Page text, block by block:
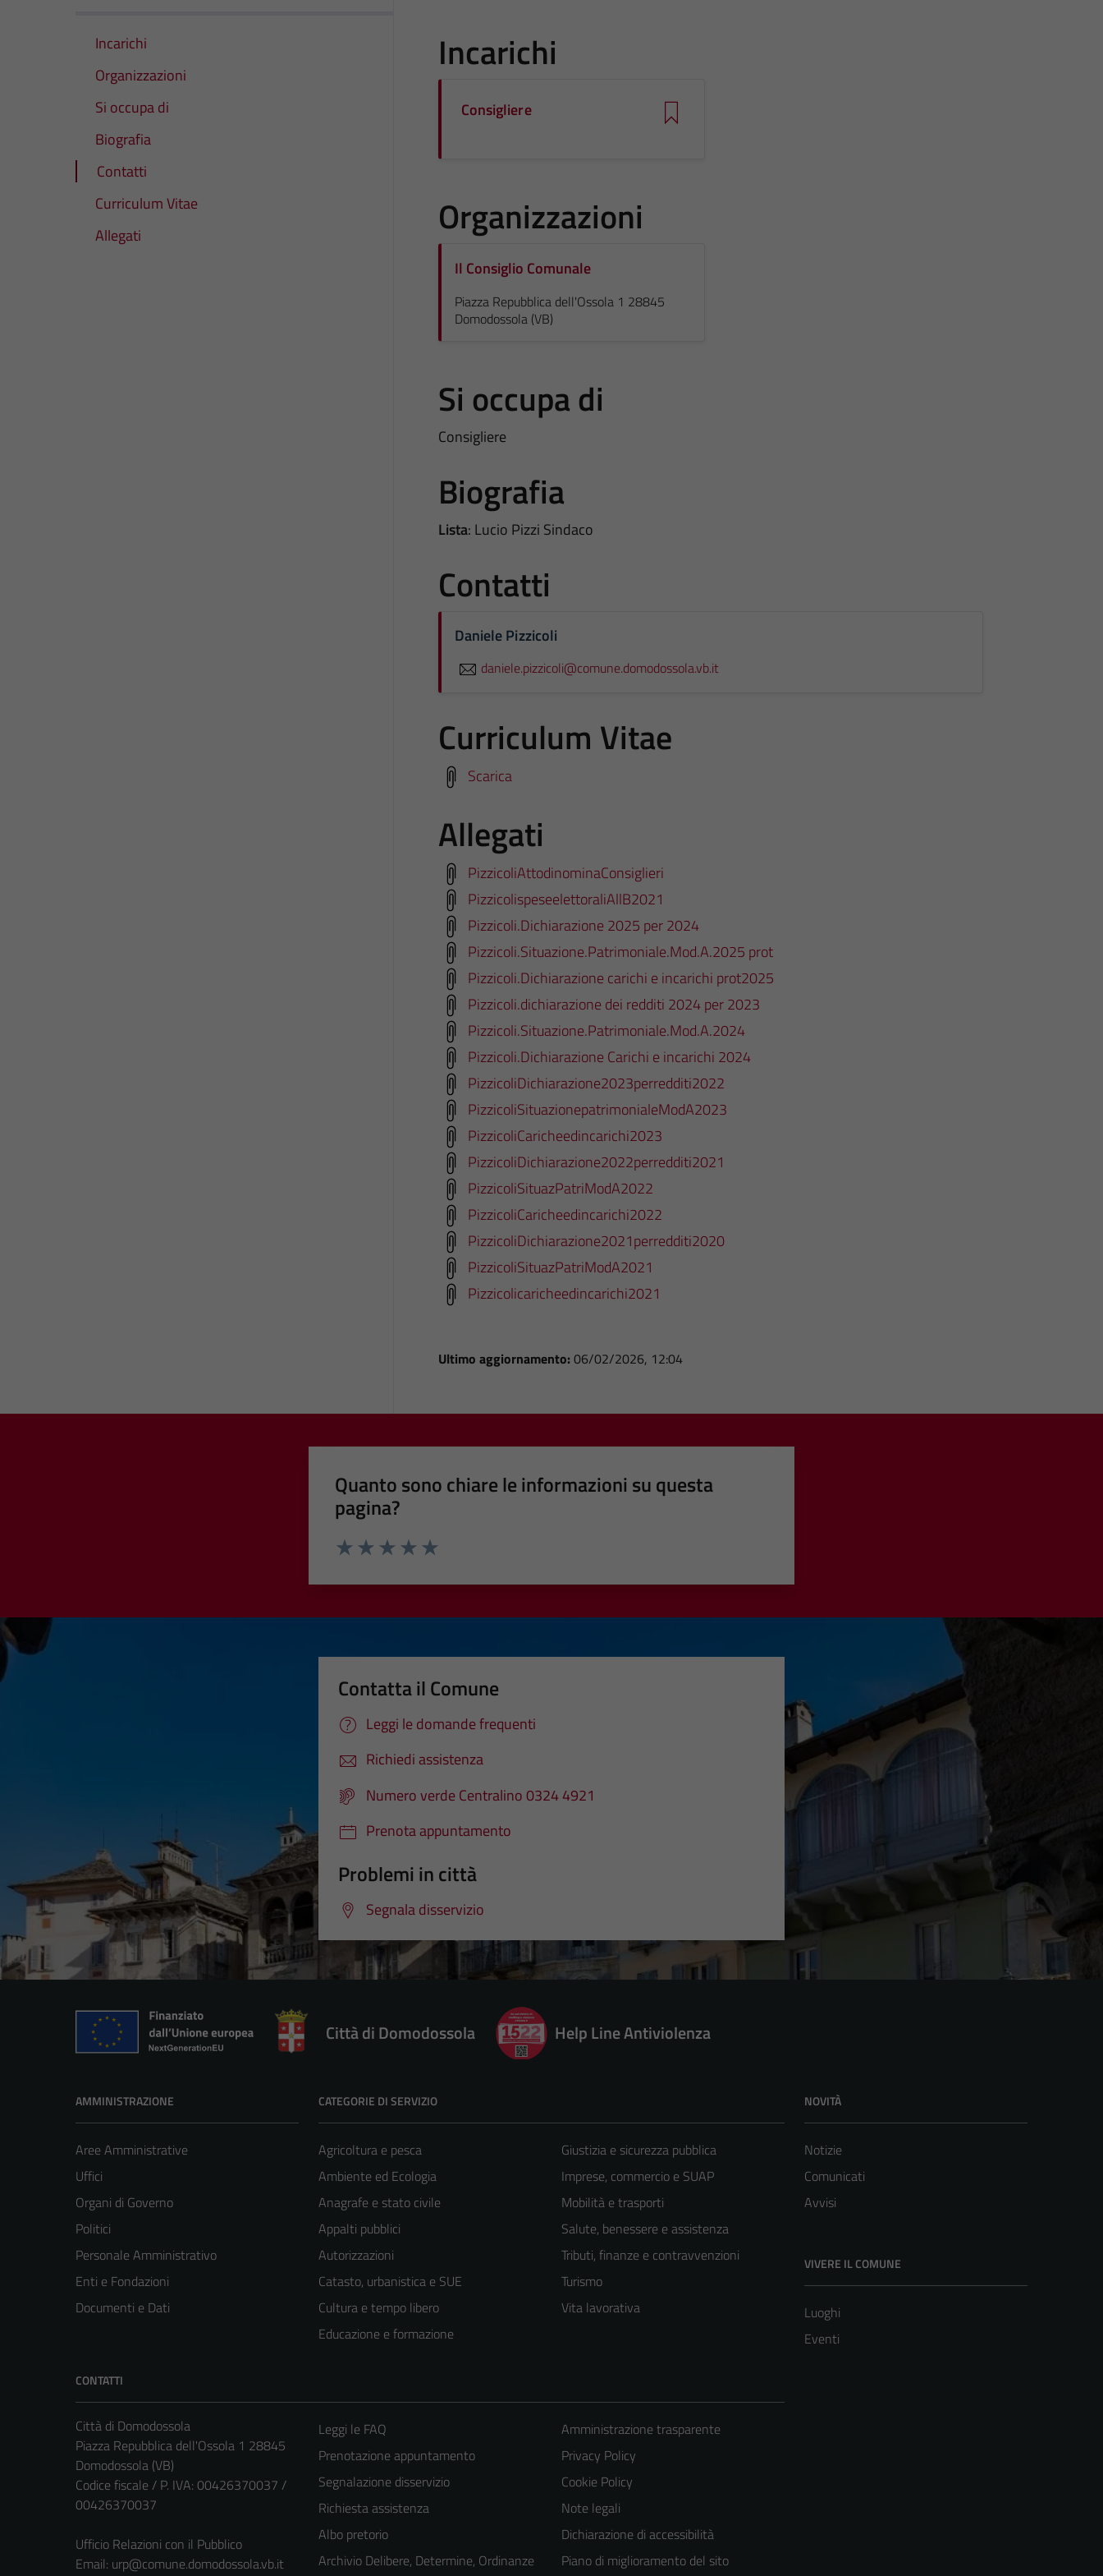
Incarichi
Organizzazioni
Si occupa di
Biografia
Contatti
Curriculum Vitae
Allegati
Incarichi
Consigliere
Organizzazioni
Il Consiglio Comunale
Piazza Repubblica dell'Ossola 1 28845
Domodossola (VB)
Si occupa di
Consigliere
Biografia
Lista: Lucio Pizzi Sindaco
Contatti
Daniele Pizzicoli
daniele.pizzicoli@comune.domodossola.vb.it
Curriculum Vitae
Scarica
Allegati
PizzicoliAttodinominaConsiglieri
PizzicolispeseelettoraliAllB2021
Pizzicoli.Dichiarazione 2025 per 2024
Pizzicoli.Situazione.Patrimoniale.Mod.A.2025 prot
Pizzicoli.Dichiarazione carichi e incarichi prot2025
Pizzicoli.dichiarazione dei redditi 2024 per 2023
Pizzicoli.Situazione.Patrimoniale.Mod.A.2024
Pizzicoli.Dichiarazione Carichi e incarichi 2024
PizzicoliDichiarazione2023perredditi2022
PizzicoliSituazionepatrimonialeModA2023
PizzicoliCaricheedincarichi2023
PizzicoliDichiarazione2022perredditi2021
PizzicoliSituazPatriModA2022
PizzicoliCaricheedincarichi2022
PizzicoliDichiarazione2021perredditi2020
PizzicoliSituazPatriModA2021
Pizzicolicaricheedincarichi2021
Ultimo aggiornamento: 06/02/2026, 12:04
Quanto sono chiare le informazioni su questa
pagina?
Contatta il Comune
Leggi le domande frequenti
Richiedi assistenza
Numero verde Centralino 0324 4921
Prenota appuntamento
Problemi in città
Segnala disservizio
Città di Domodossola Help Line Antiviolenza
AMMINISTRAZIONE
Aree Amministrative
Uffici
Organi di Governo
Politici
Personale Amministrativo
Enti e Fondazioni
Documenti e Dati
CATEGORIE DI SERVIZIO
Agricoltura e pesca
Ambiente ed Ecologia
Anagrafe e stato civile
Appalti pubblici
Autorizzazioni
Catasto, urbanistica e SUE
Cultura e tempo libero
Educazione e formazione
Giustizia e sicurezza pubblica
Imprese, commercio e SUAP
Mobilità e trasporti
Salute, benessere e assistenza
Tributi, finanze e contravvenzioni
Turismo
Vita lavorativa
NOVITÀ
Notizie
Comunicati
Avvisi
VIVERE IL COMUNE
Luoghi
Eventi
CONTATTI
Città di Domodossola
Piazza Repubblica dell'Ossola 1 28845
Domodossola (VB)
Codice fiscale / P. IVA: 00426370037 /
00426370037
Ufficio Relazioni con il Pubblico
Email: urp@comune.domodossola.vb.it
Leggi le FAQ
Prenotazione appuntamento
Segnalazione disservizio
Richiesta assistenza
Albo pretorio
Archivio Delibere, Determine, Ordinanze
Amministrazione trasparente
Privacy Policy
Cookie Policy
Note legali
Dichiarazione di accessibilità
Piano di miglioramento del sito
Tecnici
Questi cookie
sono necessari